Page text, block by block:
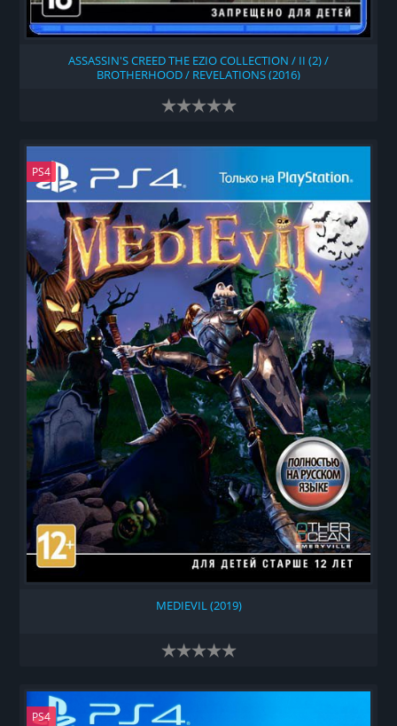
ASSASSIN'S CREED THE EZIO COLLECTION / II (2) /
BROTHERHOOD / REVELATIONS (2016)
PS4
MEDIEVIL (2019)
PS4